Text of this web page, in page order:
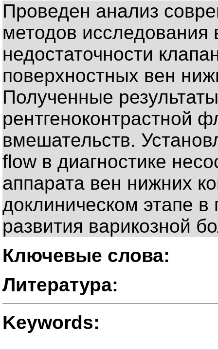
Проведен анализ
методов исследования
недостаточности
поверхностных вен
Полученные
рентгеноконтрастной
вмешательств.
flow в диагностике
аппарата вен нижних
доклиническом этапе
развития варикозной
Ключевые слова:
Литература:
Keywords: